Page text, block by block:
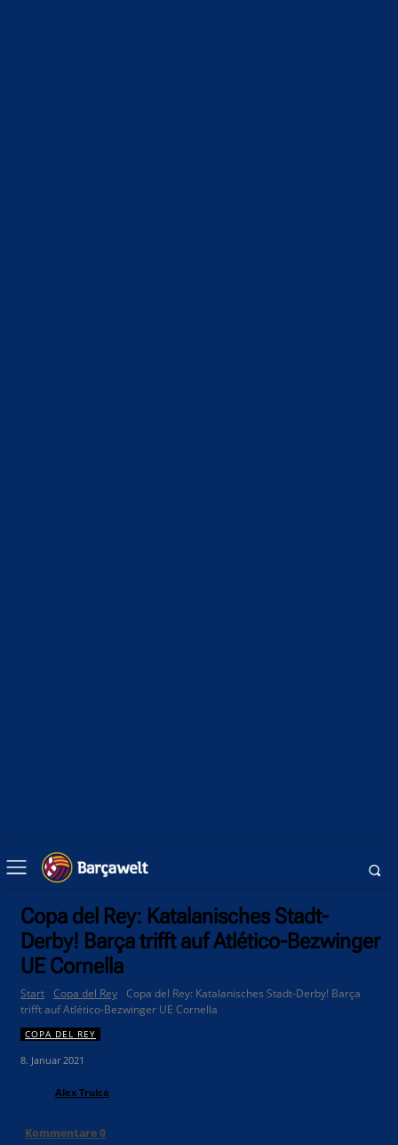
Copa del Rey: Katalanisches Stadt-
Derby! Barça trifft auf Atlético-Bezwinger
UE Cornella
Start Copa del Rey Copa del Rey: Katalanisches Stadt-Derby! Barça
trifft auf Atlético-Bezwinger UE Cornella
COPA DEL REY
8. Januar 2021
Alex Truica
Kommentare0